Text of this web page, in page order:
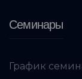
Семинары
График